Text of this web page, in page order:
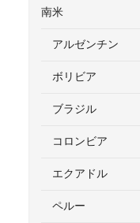
南米
アルゼンチン
ボリビア
ブラジル
コロンビア
エクアドル
ペルー